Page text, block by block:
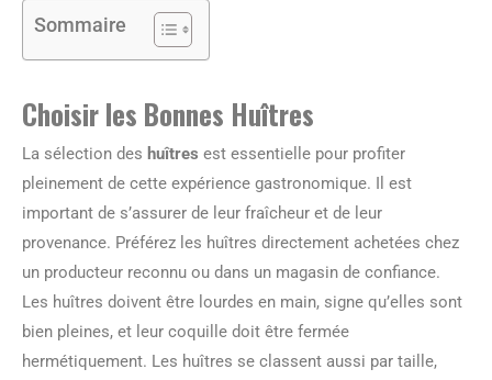
Sommaire
Choisir les Bonnes Huîtres
La sélection des huîtres est essentielle pour profiter
pleinement de cette expérience gastronomique. Il est
important de s’assurer de leur fraîcheur et de leur
provenance. Préférez les huîtres directement achetées chez
un producteur reconnu ou dans un magasin de confiance.
Les huîtres doivent être lourdes en main, signe qu’elles sont
bien pleines, et leur coquille doit être fermée
hermétiquement. Les huîtres se classent aussi par taille,